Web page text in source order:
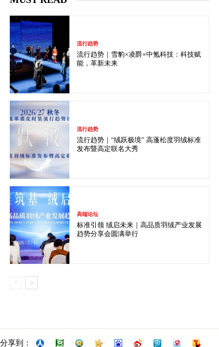
流行趋势
流行趋势｜雪豹×凌爵×中氪科技：科技赋
能，革新未来
流行趋势
流行趋势｜“绒跃极境” 高蓬松度羽绒标准
发布暨高定联名大秀
高端论坛
标准引领 绒启未来｜高品质羽绒产业发展
趋势分享会圆满举行
分享到：